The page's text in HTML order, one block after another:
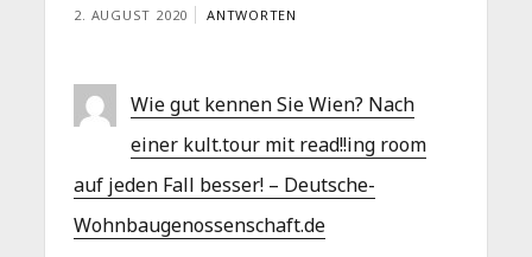
2. AUGUST 2020 ANTWORTEN
Wie gut kennen Sie Wien? Nach
einer kult.tour mit read!!ing room
auf jeden Fall besser! – Deutsche-
Wohnbaugenossenschaft.de